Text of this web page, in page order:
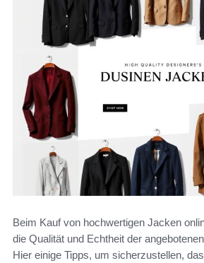
Beim Kauf von hochwertigen Jacken
die Qualität und Echtheit der
Hier einige Tipps, um sicherzustellen,